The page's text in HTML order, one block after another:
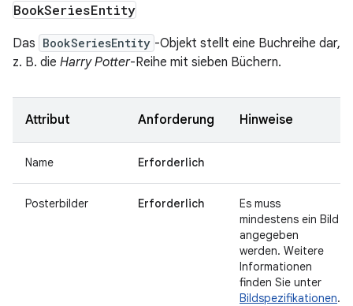
BookSeriesEntity
Das BookSeriesEntity -Objekt stellt eine Buchreihe dar,
z. B. die Harry Potter-Reihe mit sieben Büchern.
Attribut Anforderung Hinweise
Name Erforderlich
Posterbilder Erforderlich
Es muss
mindestens ein Bild
angegeben
werden. Weitere
Informationen
finden Sie unter
Bildspezifikationen.